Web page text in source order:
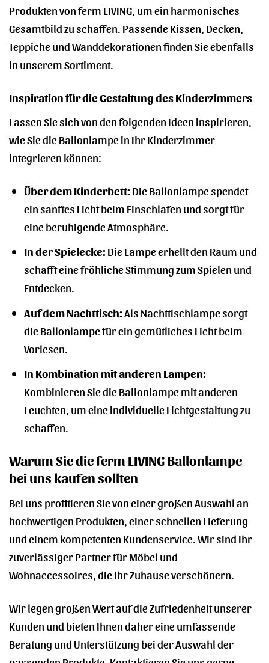
Produkten von ferm LIVING, um ein harmonisches
Gesamtbild zu schaffen. Passende Kissen, Decken,
Teppiche und Wanddekorationen finden Sie ebenfalls
in unserem Sortiment.
Inspiration für die Gestaltung des Kinderzimmers
Lassen Sie sich von den folgenden Ideen inspirieren,
wie Sie die Ballonlampe in Ihr Kinderzimmer
integrieren können:
Über dem Kinderbett:Die Ballonlampe spendet
ein sanftes Licht beim Einschlafen und sorgt für
eine beruhigende Atmosphäre.
In der Spielecke:Die Lampe erhellt den Raum und
schafft eine fröhliche Stimmung zum Spielen und
Entdecken.
Auf dem Nachttisch:Als Nachttischlampe sorgt
die Ballonlampe für ein gemütliches Licht beim
Vorlesen.
In Kombination mit anderen Lampen:
Kombinieren Sie die Ballonlampe mit anderen
Leuchten, um eine individuelle Lichtgestaltung zu
schaffen.
Warum Sie die ferm LIVING Ballonlampe
bei uns kaufen sollten
Bei uns profitieren Sie von einer großen Auswahl an
hochwertigen Produkten, einer schnellen Lieferung
und einem kompetenten Kundenservice. Wir sind Ihr
zuverlässiger Partner für Möbel und
Wohnaccessoires, die Ihr Zuhause verschönern.
Wir legen großen Wert auf die Zufriedenheit unserer
Kunden und bieten Ihnen daher eine umfassende
Beratung und Unterstützung bei der Auswahl der